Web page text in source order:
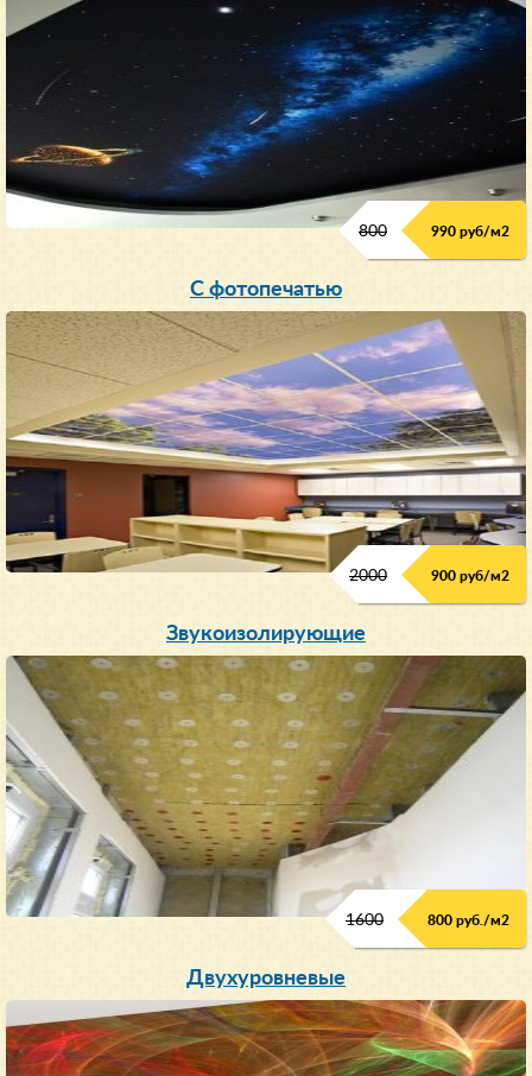
800 990 руб/м2
С фотопечатью
2000 900 руб/м2
Звукоизолирующие
1600 800 руб./м2
Двухуровневые